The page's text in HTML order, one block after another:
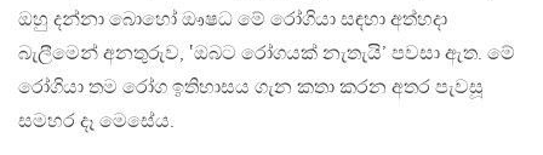
ඔහු දන්නා බොහෝ ඖෂධ මේ රෝගියා සඳහා අත්හදා
බැලීමෙන් අනතුරුව, ‛ඔබට රෝගයක් නැතැයි’ පවසා ඇත. මේ
රෝගියා තම රෝග ඉතිහාසය ගැන කතා කරන අතර පැවසූ
සමහර දෑ මෙසේය.